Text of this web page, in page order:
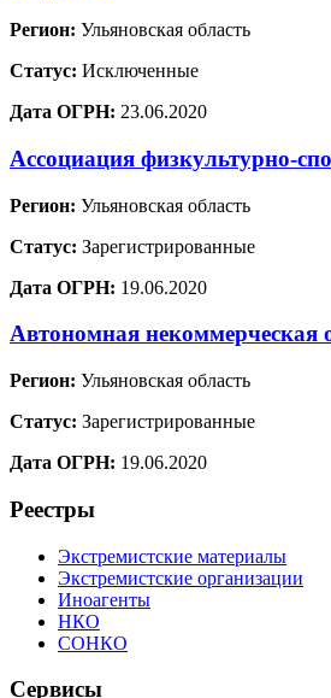
Регион: Ульяновская область
Статус: Исключенные
Дата ОГРН: 23.06.2020
Ассоциация физкультурно-
Регион: Ульяновская область
Статус: Зарегистрированные
Дата ОГРН: 19.06.2020
Автономная
Регион: Ульяновская область
Статус: Зарегистрированные
Дата ОГРН: 19.06.2020
Реестры
Экстремистские материалы
Экстремистские организации
Иноагенты
НКО
СОНКО
Сервисы